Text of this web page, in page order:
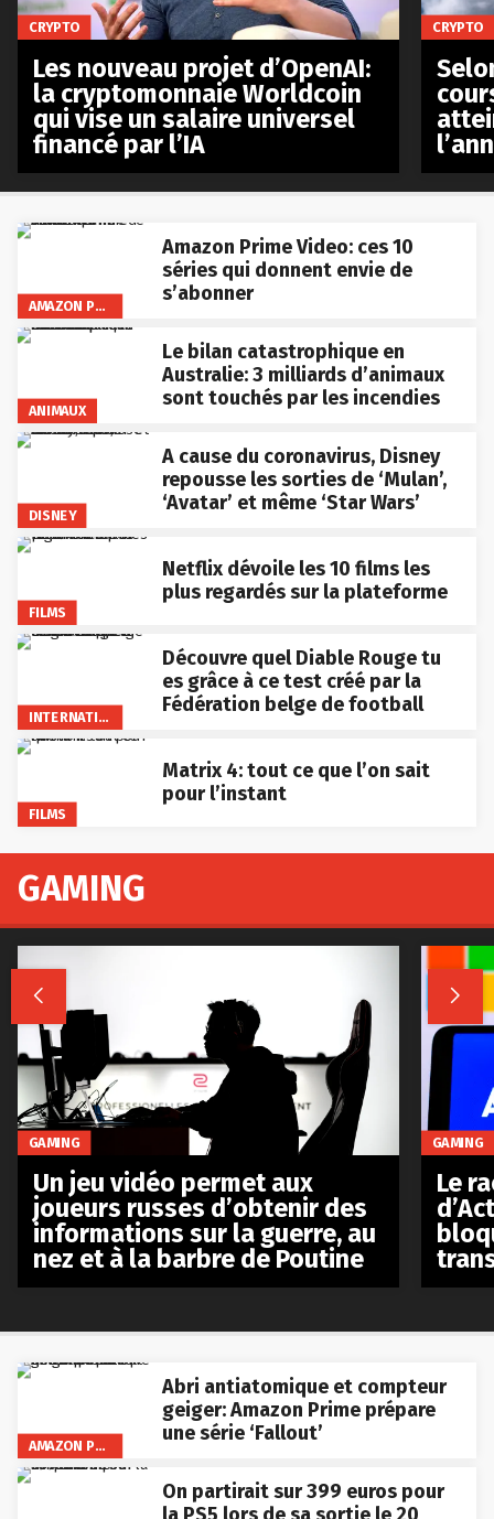
AMAZON PRIME VIDEO
Amazon Prime Video: ces 10
séries qui donnent envie de
s’abonner
ANIMAUX
Le bilan catastrophique en
Australie: 3 milliards d’animaux
sont touchés par les incendies
DISNEY
A cause du coronavirus, Disney
repousse les sorties de ‘Mulan’,
‘Avatar’ et même ‘Star Wars’
FILMS
Netflix dévoile les 10 films les
plus regardés sur la plateforme
INTERNATIONAL
Découvre quel Diable Rouge tu
es grâce à ce test créé par la
Fédération belge de football
FILMS
Matrix 4: tout ce que l’on sait
pour l’instant
AMAZON PRIME VIDEO
Abri antiatomique et compteur
geiger: Amazon Prime prépare
une série ‘Fallout’
On partirait sur 399 euros pour
CRYPTO
Les nouveau projet d’OpenAI:
la cryptomonnaie Worldcoin
qui vise un salaire universel
financé par l’IA
CRYPTO
GAMING
 
GAMING
Un jeu vidéo permet aux
joueurs russes d’obtenir des
informations sur la guerre, au
nez et à la barbre de Poutine
GAMING
Le